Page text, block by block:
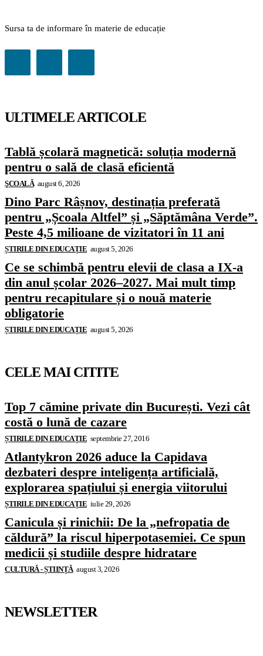
Sursa ta de informare în materie de educație
ULTIMELE ARTICOLE
Tablă școlară magnetică: soluția modernă
pentru o sală de clasă eficientă
ŞCOALĂ august 6, 2026
Dino Parc Râșnov, destinația preferată
pentru „Școala Altfel” și „Săptămâna Verde”.
Peste 4,5 milioane de vizitatori în 11 ani
ȘTIRILE DIN EDUCAȚIE august 5, 2026
Ce se schimbă pentru elevii de clasa a IX-a
din anul școlar 2026–2027. Mai mult timp
pentru recapitulare și o nouă materie
obligatorie
ȘTIRILE DIN EDUCAȚIE august 5, 2026
CELE MAI CITITE
Top 7 cămine private din București. Vezi cât
costă o lună de cazare
ȘTIRILE DIN EDUCAȚIE septembrie 27, 2016
Atlantykron 2026 aduce la Capidava
dezbateri despre inteligența artificială,
explorarea spațiului și energia viitorului
ȘTIRILE DIN EDUCAȚIE iulie 29, 2026
Canicula și rinichii: De la „nefropatia de
căldură” la riscul hiperpotasemiei. Ce spun
medicii și studiile despre hidratare
CULTURĂ - ȘTIINȚĂ august 3, 2026
NEWSLETTER